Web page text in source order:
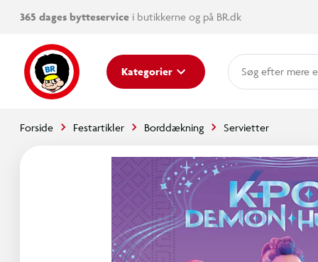
365 dages bytteservice i butikkerne og på BR.dk
Kategorier mere
Forside Festartikler Borddækning Servietter